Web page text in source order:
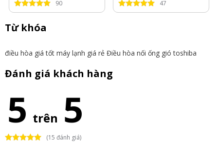
90 47
Từ khóa
điều hòa giá tốt máy lạnh giá rẻ Điều hòa nối ống gió toshiba
Đánh giá khách hàng
5 trên 5
(15 đánh giá)